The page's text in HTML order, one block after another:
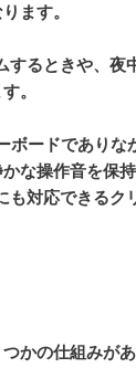
ます。
するときや、夜
。
ボードでありな
な操作音を保
も対応できるク
かの仕組みが